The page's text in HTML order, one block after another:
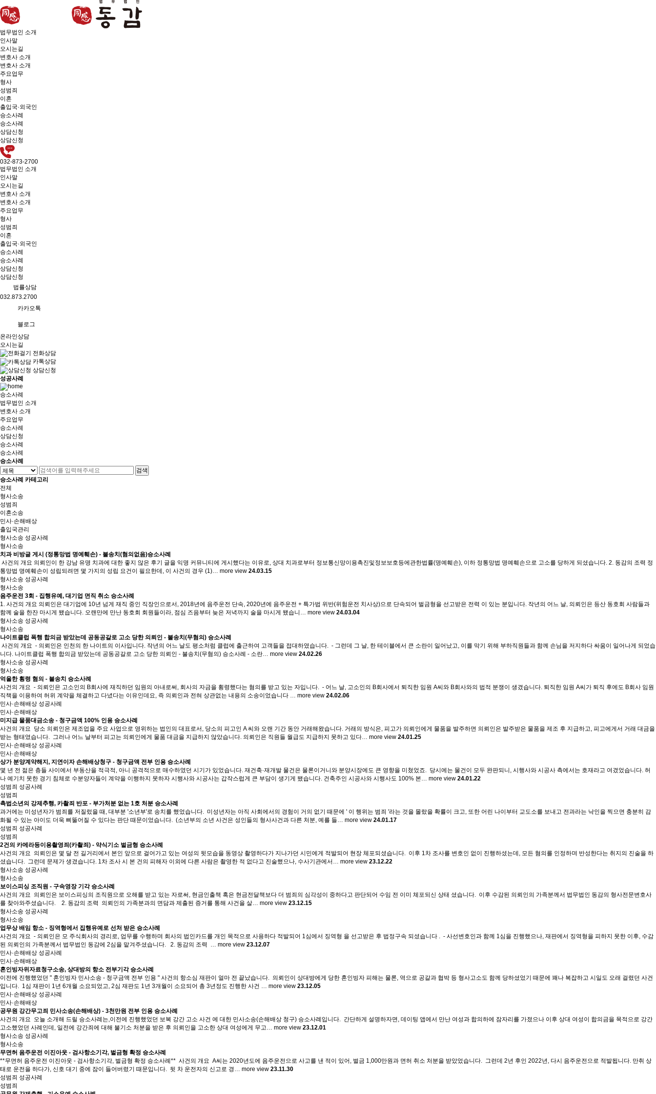
법무법인 소개
인사말
오시는길
변호사 소개
변호사 소개
주요업무
형사
성범죄
이혼
출입국·외국인
승소사례
승소사례
상담신청
상담신청
032-873-2700
법무법인 소개
인사말
오시는길
변호사 소개
변호사 소개
주요업무
형사
성범죄
이혼
출입국·외국인
승소사례
승소사례
상담신청
상담신청
법률상담
032.873.2700
카카오톡
블로그
온라인상담
오시는길
전화상담
카톡상담
상담신청
성공사례
승소사례
법무법인 소개
변호사 소개
주요업무
승소사례
상담신청
승소사례
승소사례
승소사례
검색
승소사례 카테고리
전체
형사소송
성범죄
이혼소송
민사·손해배상
출입국관리
형사소송 성공사례
형사소송
치과 비방글 게시 (정통망법 명예훼손) - 불송치(혐의없음)승소사례
사건의 개요 의뢰인이 한 강남 유명 치과에 대한 좋지 않은 후기 글을 익명 커뮤니티에 게시했다는 이유로, 상대 치과로부터 정보통신망이용촉진및정보보호등에관한법률(명예훼손), 이하 정통망법 명예훼손으로 고소를 당하게 되셨습니다. 2. 동감의 조력 정
통망법 명예훼손이 성립되려면 몇 가지의 성립 요건이 필요한데, 이 사건의 경우 (1)… more view 24.03.15
형사소송 성공사례
형사소송
음주운전 3회 - 집행유예, 대기업 면직 취소 승소사례
1. 사건의 개요 의뢰인은 대기업에 10년 넘게 재직 중인 직장인으로서, 2018년에 음주운전 단속, 2020년에 음주운전 + 특가법 위반(위험운전 치사상)으로 단속되어 벌금형을 선고받은 전력 이 있는 분입니다. 작년의 어느 날, 의뢰인은 등산 동호회 사람들과
함께 술을 한잔 마시게 됐습니다. 오랜만에 만난 동호회 회원들이라, 점심 즈음부터 늦은 저녁까지 술을 마시게 됐습니… more view 24.03.04
형사소송 성공사례
형사소송
나이트클럽 폭행 합의금 받았는데 공동공갈로 고소 당한 의뢰인 - 불송치(무혐의) 승소사례
​ 사건의 개요 ​ - 의뢰인은 인천의 한 나이트의 이사입니다. 작년의 어느 날도 평소처럼 클럽에 출근하여 고객들을 접대하였습니다. ​ - 그런데 그 날, 한 테이블에서 큰 소란이 일어났고, 이를 막기 위해 부하직원들과 함께 손님을 저지하다 싸움이 일어나게 되었습
니다. 나이트클럽 폭행 합의금 받았는데 공동공갈로 고소 당한 의뢰인 - 불송치(무혐의) 승소사례 - 소란… more view 24.02.26
형사소송 성공사례
형사소송
억울한 횡령 혐의 - 불송치 승소사례
사건의 개요 ​ - 의뢰인은 고소인의 B회사에 재직하던 임원의 아내로써, 회사의 자금을 횡령했다는 혐의를 받고 있는 자입니다. ​ - 어느 날, 고소인의 B회사에서 퇴직한 임원 A씨와 B회사와의 법적 분쟁이 생겼습니다. 퇴직한 임원 A씨가 퇴직 후에도 B회사 임원
직책을 이용하여 허위 계약을 체결하고 다녔다는 이유인데요, 즉 의뢰인과 전혀 상관없는 내용의 소송이었습니다 … more view 24.02.06
민사·손해배상 성공사례
민사·손해배상
미지급 물품대금소송 - 청구금액 100% 인용 승소사례
사건의 개요 ​ 당소 의뢰인은 제조업을 주요 사업으로 영위하는 법인의 대표로서, 당소의 피고인 A 씨와 오랜 기간 동안 거래해왔습니다. 거래의 방식은, 피고가 의뢰인에게 물품을 발주하면 의뢰인은 발주받은 물품을 제조 후 지급하고, 피고에게서 거래 대금을
받는 형태였습니다. ​ 그러나 어느 날부터 피고는 의뢰인에게 물품 대금을 지급하지 않았습니다. 의뢰인은 직원들 월급도 지급하지 못하고 있다… more view 24.01.25
민사·손해배상 성공사례
민사·손해배상
상가 분양계약해지, 지연이자 손해배상청구 - 청구금액 전부 인용 승소사례
몇 년 전 젊은 층들 사이에서 부동산을 적극적, 아니 공격적으로 매수하였던 시기가 있었습니다. 재건축·재개발 물건은 물론이거니와 분양시장에도 큰 영향을 미쳤었죠. ​ 당시에는 물건이 모두 완판되니, 시행사와 시공사 측에서는 호재라고 여겼었습니다. 허
나 예기치 못한 경기 침체로 수분양자들이 계약을 이행하지 못하자 시행사와 시공사는 갑작스럽게 큰 부담이 생기게 됐습니다. 건축주인 시공사와 시행사도 100% 본… more view 24.01.22
성범죄 성공사례
성범죄
촉법소년의 강제추행, 카촬죄 반포 - 부가처분 없는 1호 처분 승소사례
과거에는 미성년자가 범죄를 저질렀을 때, 대부분 '소년부'로 송치를 했었습니다. ​ 미성년자는 아직 사회에서의 경험이 거의 없기 때문에 ' 이 행위는 범죄 '라는 것을 몰랐을 확률이 크고, 또한 어린 나이부터 교도소를 보내고 전과라는 낙인을 찍으면 충분히 감
화될 수 있는 아이도 더욱 삐뚤어질 수 있다는 판단 때문이었습니다. ​ (소년부의 소년 사건은 성인들의 형사사건과 다른 처분, 예를 들… more view 24.01.17
성범죄 성공사례
성범죄
2건의 카메라등이용촬영죄(카촬죄) - 약식기소 벌금형 승소사례
사건의 개요 ​ 의뢰인은 몇 달 전 길거리에서 본인 앞으로 걸어가고 있는 여성의 뒷모습을 동영상 촬영하다가 지나가던 시민에게 적발되어 현장 체포되셨습니다. ​ 이후 1차 조사를 변호인 없이 진행하셨는데, 모든 혐의를 인정하며 반성한다는 취지의 진술을 하
셨습니다. ​ 그런데 문제가 생겼습니다. 1차 조사 시 본 건의 피해자 이외에 다른 사람은 촬영한 적 없다고 진술했으나, 수사기관에서… more view 23.12.22
형사소송 성공사례
형사소송
보이스피싱 조직원 - 구속영장 기각 승소사례
사건의 개요 ​ 의뢰인은 보이스피싱의 조직원으로 오해를 받고 있는 자로써, 현금인출책 혹은 현금전달책보다 더 범죄의 심각성이 중하다고 판단되어 수임 전 이미 체포되신 상태 셨습니다. ​ 이후 수감된 의뢰인의 가족분께서 법무법인 동감의 형사전문변호사
를 찾아와주셨습니다. ​ ​ ​ 2. 동감의 조력 ​ 의뢰인의 가족분과의 면담과 제출된 증거를 통해 사건을 살… more view 23.12.15
형사소송 성공사례
형사소송
업무상 배임 항소 - 징역형에서 집행유예로 선처 받은 승소사례
사건의 개요 ​ - 의뢰인은 모 주식회사의 경리로, 업무를 수행하며 회사의 법인카드를 개인 목적으로 사용하다 적발되어 1심에서 징역형 을 선고받은 후 법정구속 되셨습니다 . ​ - 사선변호인과 함께 1심을 진행했으나, 재판에서 징역형을 피하지 못한 이후, 수감
된 의뢰인의 가족분께서 법무법인 동감에 2심을 맡겨주셨습니다. ​ ​ 2. 동감의 조력 ​ … more view 23.12.07
민사·손해배상 성공사례
민사·손해배상
혼인빙자위자료청구소송, 상대방의 항소 전부기각 승소사례
이전에 진행했었던 " 혼인빙자 민사소송 - 청구금액 전부 인용 " 사건의 항소심 재판이 얼마 전 끝났습니다. ​ 의뢰인이 상대방에게 당한 혼인빙자 피해는 물론, 역으로 공갈과 협박 등 형사고소도 함께 당하셨었기 때문에 꽤나 복잡하고 시일도 오래 걸렸던 사건
입니다. ​ 1심 재판이 1년 6개월 소요되었고, 2심 재판도 1년 3개월이 소요되어 총 3년정도 진행한 사건 … more view 23.12.05
민사·손해배상 성공사례
민사·손해배상
공무원 강간무고죄 민사소송(손해배상) - 3천만원 전부 인용 승소사례
사건의 개요 ​ 오늘 소개해 드릴 승소사례는,이전에 진행했었던 보복 강간 고소 사건 에 대한 민사소송(손해배상 청구) 승소사례입니다. ​ 간단하게 설명하자면, 데이팅 앱에서 만난 여성과 합의하에 잠자리를 가졌으나 이후 상대 여성이 합의금을 목적으로 강간
고소했었던 사례인데, 일전에 강간죄에 대해 불기소 처분을 받은 후 의뢰인을 고소한 상대 여성에게 무고… more view 23.12.01
형사소송 성공사례
형사소송
무면허 음주운전 이진아웃 - 검사항소기각, 벌금형 확정 승소사례
**무면허 음주운전 이진아웃 - 검사항소기각, 벌금형 확정 승소사례** ​ 사건의 개요 ​ A씨는 2020년도에 음주운전으로 사고를 낸 적이 있어, 벌금 1,000만원과 면허 취소 처분을 받았었습니다. ​ 그런데 2년 후인 2022년, 다시 음주운전으로 적발됩니다. 만취 상
태로 운전을 하다가, 신호 대기 중에 잠이 들어버렸기 때문입니다. ​ 뒷 차 운전자의 신고로 경… more view 23.11.30
성범죄 성공사례
성범죄